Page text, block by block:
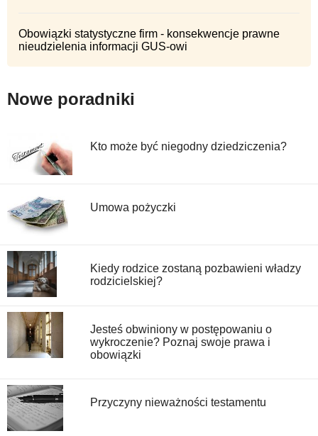
Obowiązki statystyczne firm - konsekwencje prawne
nieudzielenia informacji GUS-owi
Nowe poradniki
Kto może być niegodny dziedziczenia?
Umowa pożyczki
Kiedy rodzice zostaną pozbawieni władzy
rodzicielskiej?
Jesteś obwiniony w postępowaniu o
wykroczenie? Poznaj swoje prawa i
obowiązki
Przyczyny nieważności testamentu